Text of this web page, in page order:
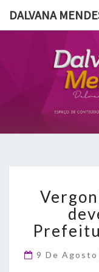
DALVANA
9 De Agosto